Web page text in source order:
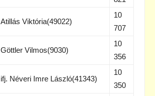
Atillás Viktória(49022)
10
707
Göttler Vilmos(9030)
10
356
ifj. Néveri Imre László(41343)
10
350